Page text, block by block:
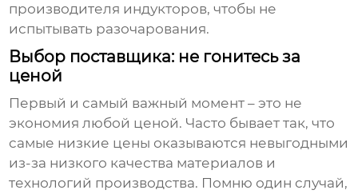
производителя индукторов, чтобы не
испытывать разочарования.
Выбор поставщика: не гонитесь за
ценой
Первый и самый важный момент – это не
экономия любой ценой. Часто бывает так, что
самые низкие цены оказываются невыгодными
из-за низкого качества материалов и
технологий производства. Помню один случай,